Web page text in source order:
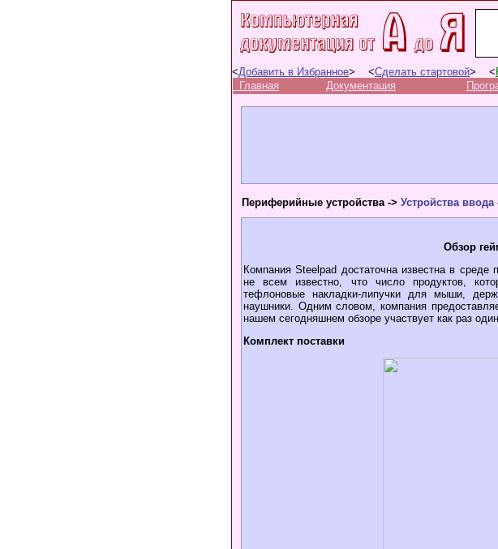
<Добавить в Избранное> <Сделать стартовой> <
Главная
Документация
Периферийные устройства -> Устройства ввода
Обзор
Компания Steelpad достаточна известна в
не всем известно, что число продуктов,
тефлоновые накладки-липучки для мыши,
наушники. Одним словом, компания
нашем сегодняшнем обзоре участвует как раз
Комплект поставки